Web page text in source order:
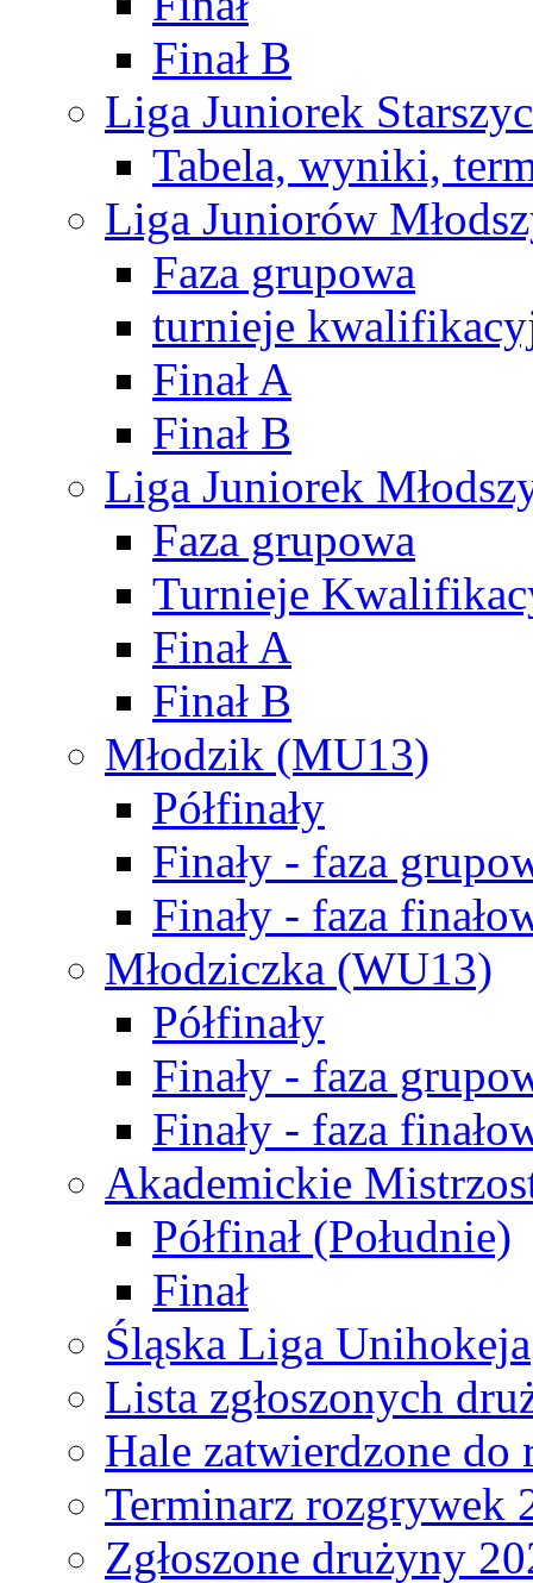
Finał B
Liga Juniorek
Tabela, wyniki,
Liga Juniorów
Faza grupowa
turnieje
Finał A
Finał B
Liga Juniorek
Faza grupowa
Turnieje
Finał A
Finał B
Młodzik (MU13)
Półfinały
Finały - faza
Finały - faza
Młodziczka (WU13)
Półfinały
Finały - faza
Finały - faza
Akademickie
Półfinał (Południe)
Finał
Śląska Liga Unihokeja
Lista zgłoszonych
Hale zatwierdzone do
Terminarz rozgrywek
Zgłoszone drużyny